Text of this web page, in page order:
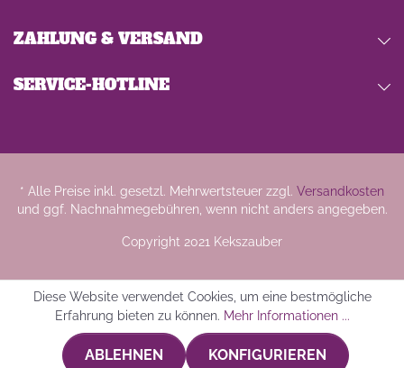
SERVICE-HOTLINE
ZAHLUNG & VERSAND
* Alle Preise inkl. gesetzl. Mehrwertsteuer zzgl. Versandkosten
und ggf. Nachnahmegebühren, wenn nicht anders angegeben.
Copyright 2021 Kekszauber
Diese Website verwendet Cookies, um eine bestmögliche
Erfahrung bieten zu können. Mehr Informationen ...
ABLEHNEN KONFIGURIEREN